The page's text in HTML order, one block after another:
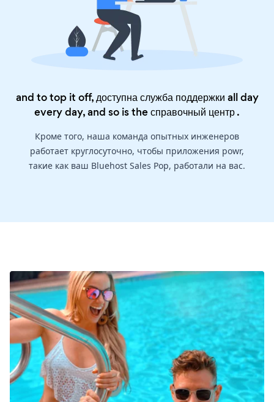
and to top it off, доступна служба поддержки all day
every day, and so is theсправочный центр.
Кроме того, наша команда опытных инженеров
работает круглосуточно, чтобы приложения powr,
такие как ваш Bluehost Sales Pop, работали на вас.